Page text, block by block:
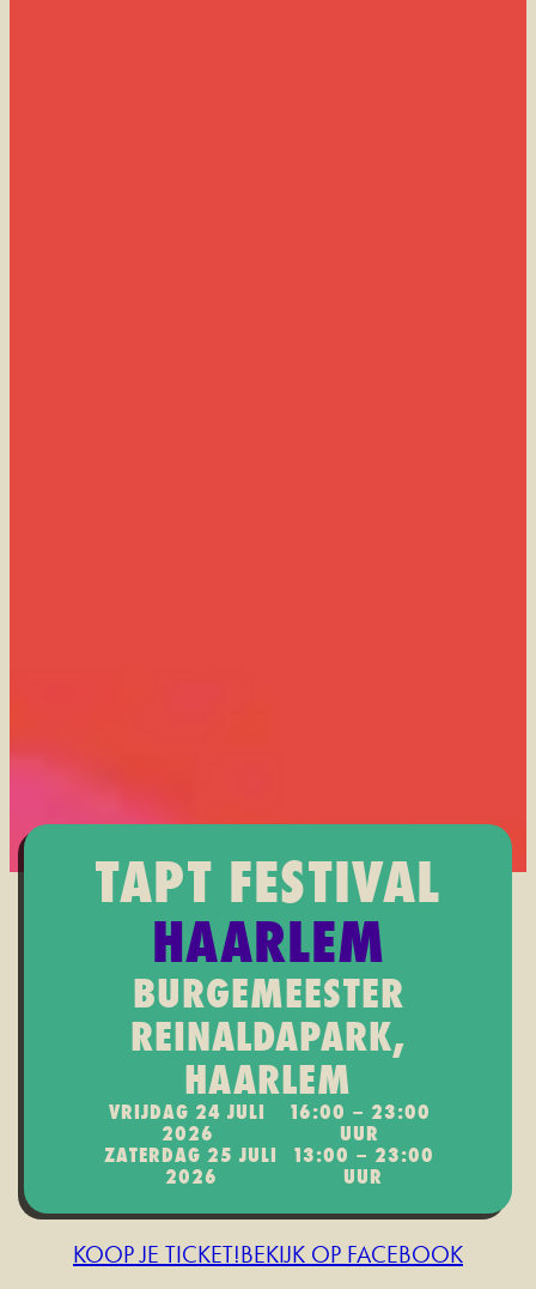
TAPT FESTIVAL
HAARLEM
BURGEMEESTER
REINALDAPARK,
HAARLEM
VRIJDAG 24 JULI
2026
16:00 – 23:00
UUR
ZATERDAG 25 JULI
2026
13:00 – 23:00
UUR
KOOP JE TICKET!BEKIJK OP FACEBOOK